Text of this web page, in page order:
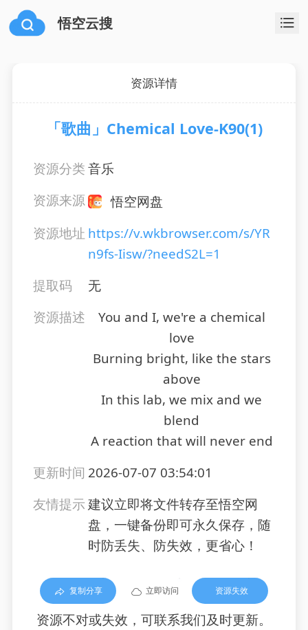
悟空云搜
资源详情
「歌曲」Chemical Love-K90(1)
资源分类音乐
资源来源
悟空网盘
资源地址 https://v.wkbrowser.com/s/YR
n9fs-Iisw/?needS2L=1
提取码
无
资源描述
You and I, we're a chemical
love
Burning bright, like the stars
above
In this lab, we mix and we
blend
A reaction that will never end
更新时间 2026-07-07 03:54:01
友情提示建议立即将文件转存至悟空网
盘，一键备份即可永久保存，随
时防丢失、防失效，更省心！
复制分享 立即访问 资源失效
资源不对或失效，可联系我们及时更新。